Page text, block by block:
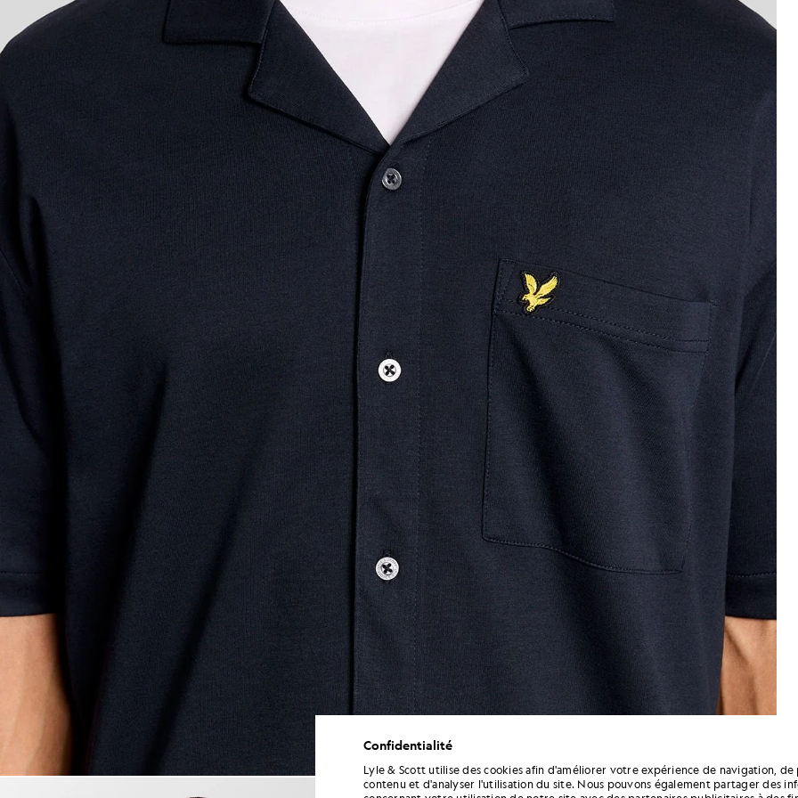
Un homme porte une chemise à manches courtes et col revers, de couleur bleu marine
Un homme porte une chemise
Confidentialité
Lyle & Scott utilise des cookies afin d'améliorer votre expérience de navigation, de
contenu et d'analyser l'utilisation du site. Nous pouvons également partager des